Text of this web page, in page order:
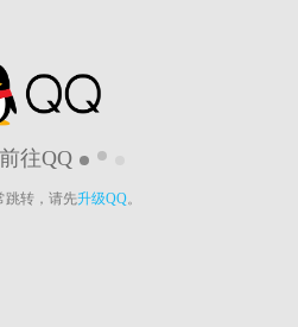
往QQ
跳转，请先升级QQ。